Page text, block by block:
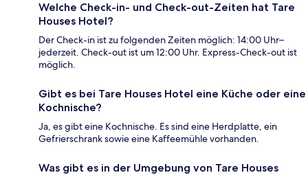
Welche Check-in- und Check-out-Zeiten hat Tare
Houses Hotel?
Der Check-in ist zu folgenden Zeiten möglich: 14:00 Uhr–
jederzeit. Check-out ist um 12:00 Uhr. Express-Check-out ist
möglich.
Gibt es bei Tare Houses Hotel eine Küche oder eine
Kochnische?
Ja, es gibt eine Kochnische. Es sind eine Herdplatte, ein
Gefrierschrank sowie eine Kaffeemühle vorhanden.
Was gibt es in der Umgebung von Tare Houses